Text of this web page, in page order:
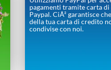
pagamenti tramite carta
Paypal. CiÃ² garantisce
della tua carta di credito
condivise con noi.